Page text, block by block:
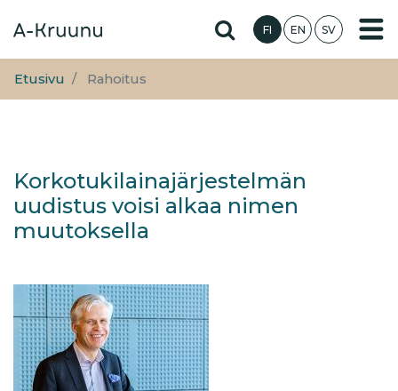
pääsisältöön
Hae sivustolta
FI EN SV
Etusivu Rahoitus
Korkotukilainajärjestelmän
uudistus voisi alkaa nimen
muutoksella